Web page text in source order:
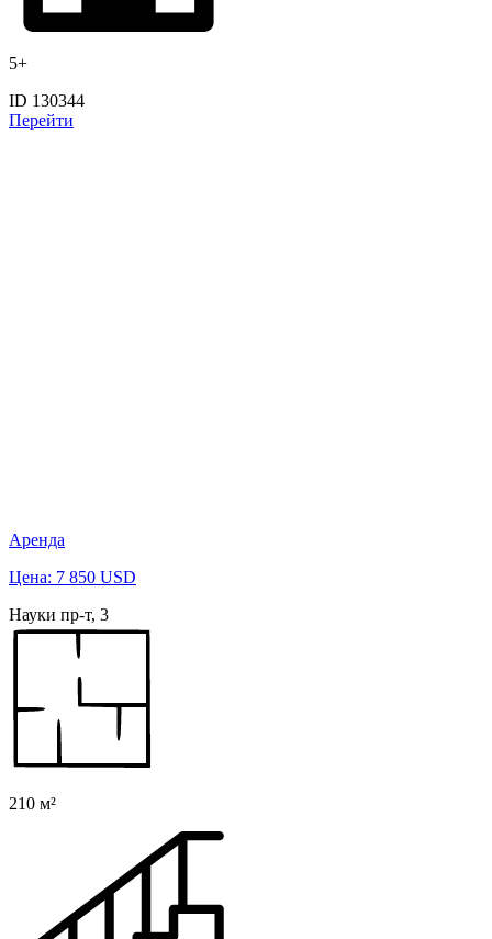
5+
ID 130344
Перейти
Аренда
Цена: 7 850 USD
Науки пр-т, 3
210 м²